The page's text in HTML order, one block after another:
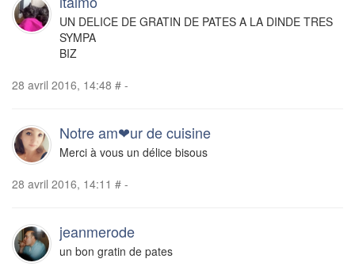
UN DELICE DE GRATIN DE PATES A LA DINDE TRES
SYMPA
BIZ
28 avril 2016, 14:48 # -
Notre am❤ur de cuisine
Merci à vous un délice bisous
28 avril 2016, 14:11 # -
jeanmerode
un bon gratin de pates